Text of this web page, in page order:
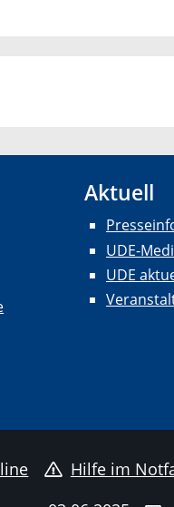
Aktuell
UDE-
UDE
Hilfe im